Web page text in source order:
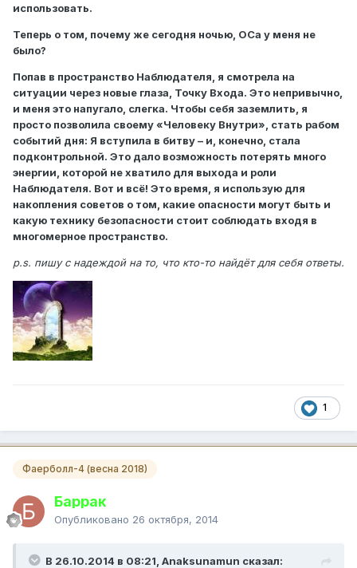
использовать.
Теперь о том, почему же сегодня ночью, ОСа у меня не
было?
Попав в пространство Наблюдателя, я смотрела на
ситуации через новые глаза, Точку Входа. Это непривычно,
и меня это напугало, слегка. Чтобы себя заземлить, я
просто позволила своему «Человеку Внутри», стать рабом
событий дня: Я вступила в битву – и, конечно, стала
подконтрольной. Это дало возможность потерять много
энергии, которой не хватило для выхода и роли
Наблюдателя. Вот и всё! Это время, я использую для
накопления советов о том, какие опасности могут быть и
какую технику безопасности стоит соблюдать входя в
многомерное пространство.
p.s. пишу с надеждой на то, что кто-то найдёт для себя ответы.
1
Фаерболл-4 (весна 2018)
Баррак
Опубликовано 26 октября, 2014
В 26.10.2014 в 08:21, Anaksunamun сказал: